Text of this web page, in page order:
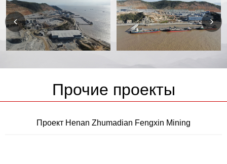
Прочие проекты
Проект Henan Zhumadian Fengxin Mining